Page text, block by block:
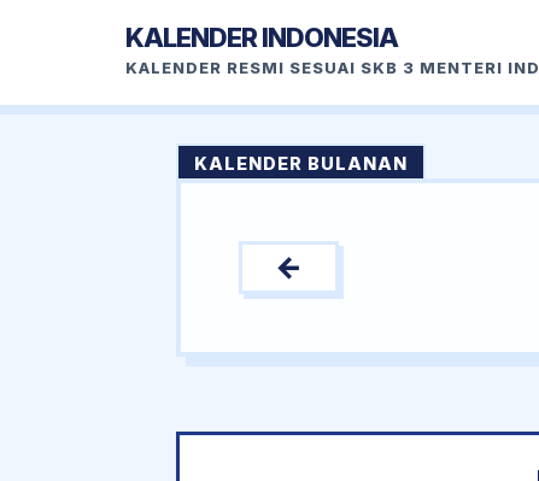
KALENDER INDONESIA
KALENDER RESMI SESUAI SKB 3 MENTERI
KALENDER BULANAN
←